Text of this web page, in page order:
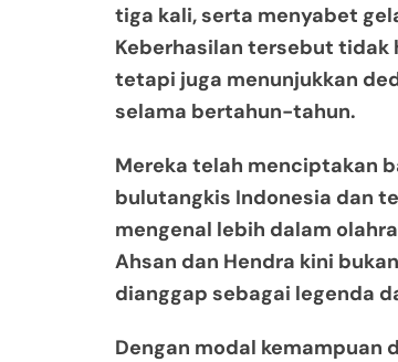
tiga kali, serta menyabet
Keberhasilan tersebut tidak
tetapi juga menunjukkan
selama bertahun-tahun.
Mereka telah menciptakan
bulutangkis Indonesia dan
mengenal lebih dalam
Ahsan dan Hendra kini
dianggap sebagai legenda
Dengan modal kemampuan